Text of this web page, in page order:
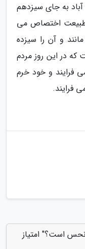
آباد به جای سیزدهم
طبیعت اختصاص می
می مانند و آن را سیزده
در این روز مردم
فرایند و خود خرم
فرایند.
نحس است؟" امتیاز